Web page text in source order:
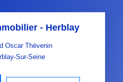
- Herblay
Oscar Thévenin
Sur-Seine